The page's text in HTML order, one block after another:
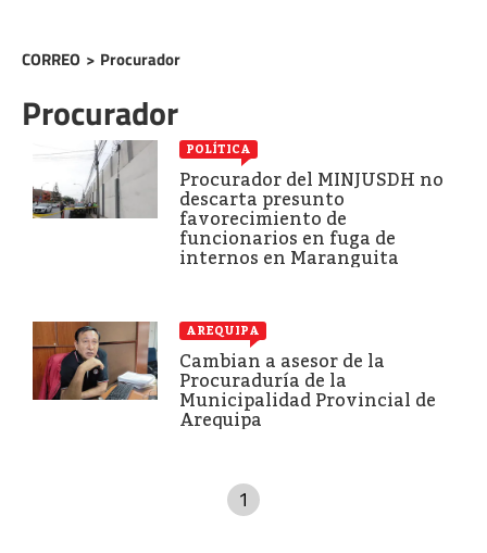
CORREO > Procurador
Procurador
POLÍTICA
Procurador del MINJUSDH no
descarta presunto
favorecimiento de
funcionarios en fuga de
internos en Maranguita
AREQUIPA
Cambian a asesor de la
Procuraduría de la
Municipalidad Provincial de
Arequipa
1